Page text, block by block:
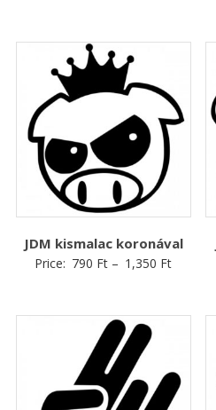
JDM kismalac koronával
Price: 790 Ft – 1,350 Ft